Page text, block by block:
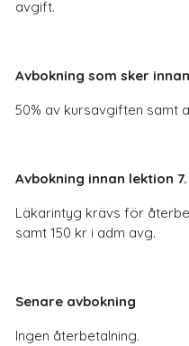
avgift.
Avbokning som sker
50% av kursavgiften samt
Avbokning innan lektion 7.
Läkarintyg krävs för
samt 150 kr i adm avg.
Senare avbokning
Ingen återbetalning.